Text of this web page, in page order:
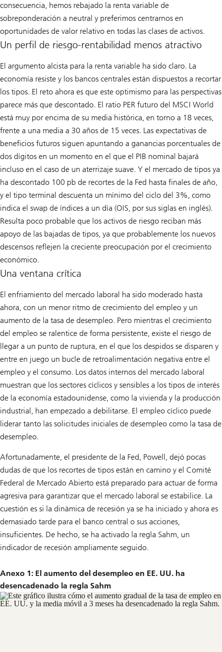
consecuencia, hemos rebajado la renta variable de
sobreponderación a neutral y preferimos centrarnos en
oportunidades de valor relativo en todas las clases de activos.
Un perfil de riesgo-rentabilidad menos atractivo
El argumento alcista para la renta variable ha sido claro. La
economía resiste y los bancos centrales están dispuestos a recortar
los tipos. El reto ahora es que este optimismo para las perspectivas
parece más que descontado. El ratio PER futuro del MSCI World
está muy por encima de su media histórica, en torno a 18 veces,
frente a una media a 30 años de 15 veces. Las expectativas de
beneficios futuros siguen apuntando a ganancias porcentuales de
dos dígitos en un momento en el que el PIB nominal bajará
incluso en el caso de un aterrizaje suave. Y el mercado de tipos ya
ha descontado 100 pb de recortes de la Fed hasta finales de año,
y el tipo terminal descuenta un mínimo del ciclo del 3%, como
indica el swap de índices a un día (OIS, por sus siglas en inglés).
Resulta poco probable que los activos de riesgo reciban más
apoyo de las bajadas de tipos, ya que probablemente los nuevos
descensos reflejen la creciente preocupación por el crecimiento
económico.
Una ventana crítica
El enfriamiento del mercado laboral ha sido moderado hasta
ahora, con un menor ritmo de crecimiento del empleo y un
aumento de la tasa de desempleo. Pero mientras el crecimiento
del empleo se ralentice de forma persistente, existe el riesgo de
llegar a un punto de ruptura, en el que los despidos se disparen y
entre en juego un bucle de retroalimentación negativa entre el
empleo y el consumo. Los datos internos del mercado laboral
muestran que los sectores cíclicos y sensibles a los tipos de interés
de la economía estadounidense, como la vivienda y la producción
industrial, han empezado a debilitarse. El empleo cíclico puede
liderar tanto las solicitudes iniciales de desempleo como la tasa de
desempleo.
Afortunadamente, el presidente de la Fed, Powell, dejó pocas
dudas de que los recortes de tipos están en camino y el Comité
Federal de Mercado Abierto está preparado para actuar de forma
agresiva para garantizar que el mercado laboral se estabilice. La
cuestión es si la dinámica de recesión ya se ha iniciado y ahora es
demasiado tarde para el banco central o sus acciones,
insuficientes. De hecho, se ha activado la regla Sahm, un
indicador de recesión ampliamente seguido.
Anexo 1: El aumento del desempleo en EE. UU. ha
desencadenado la regla Sahm